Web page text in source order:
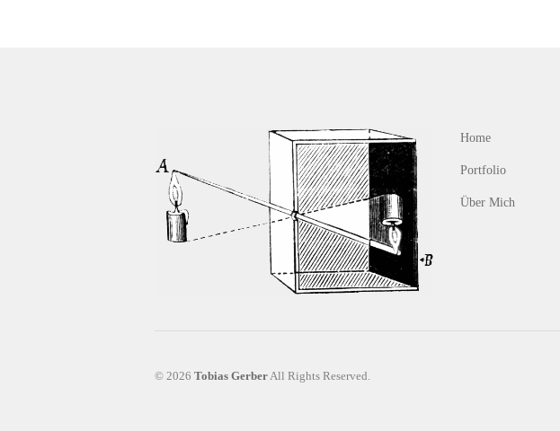
Home
Portfolio
Über Mich
© 2026 Tobias Gerber All Rights Reserved.